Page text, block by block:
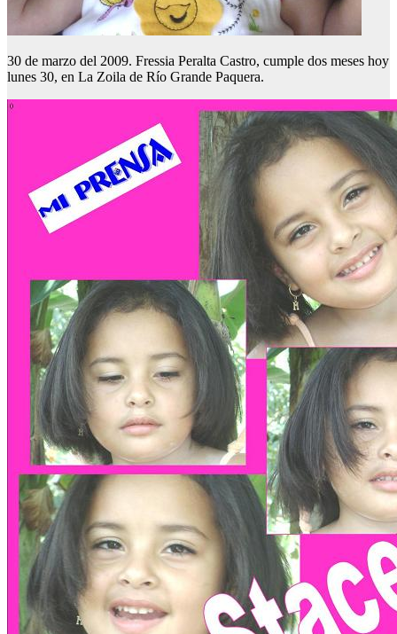
30 de marzo del 2009. Fressia Peralta Castro, cumple dos meses hoy
lunes 30, en La Zoila de Río Grande Paquera.